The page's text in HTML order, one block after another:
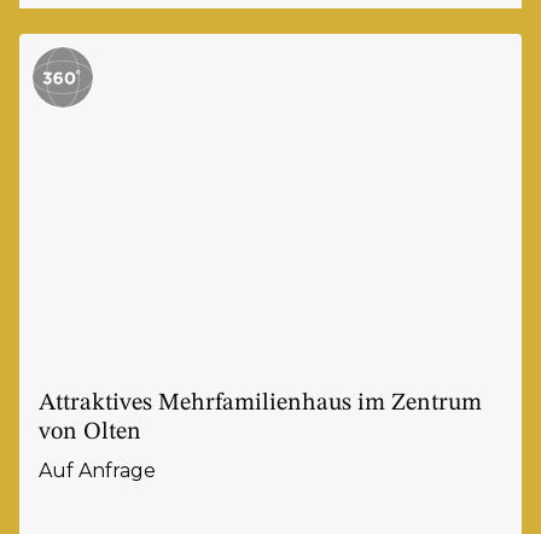
Attraktives Mehrfamilienhaus im Zentrum
von Olten
Auf Anfrage